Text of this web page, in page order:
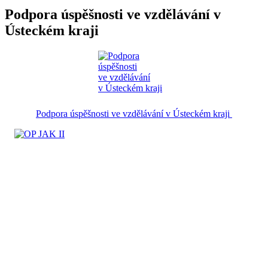
Podpora úspěšnosti ve vzdělávání v
Ústeckém kraji
Podpora úspěšnosti ve vzdělávání v Ústeckém kraji